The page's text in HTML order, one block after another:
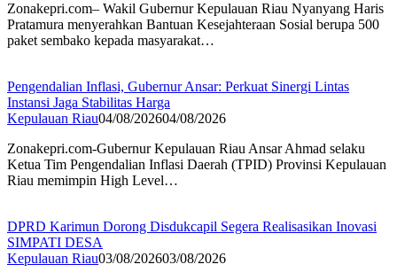
Zonakepri.com– Wakil Gubernur Kepulauan Riau Nyanyang Haris
Pratamura menyerahkan Bantuan Kesejahteraan Sosial berupa 500
paket sembako kepada masyarakat…
Pengendalian Inflasi, Gubernur Ansar: Perkuat Sinergi Lintas
Instansi Jaga Stabilitas Harga
Kepulauan Riau04/08/202604/08/2026
Zonakepri.com-Gubernur Kepulauan Riau Ansar Ahmad selaku
Ketua Tim Pengendalian Inflasi Daerah (TPID) Provinsi Kepulauan
Riau memimpin High Level…
DPRD Karimun Dorong Disdukcapil Segera Realisasikan Inovasi
SIMPATI DESA
Kepulauan Riau03/08/202603/08/2026